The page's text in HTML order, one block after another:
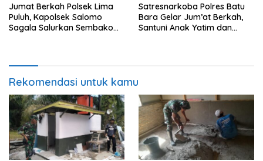
Jumat Berkah Polsek Lima
Puluh, Kapolsek Salomo
Sagala Salurkan Sembako
Satresnarkoba Polres Batu
Bara Gelar Jum’at Berkah,
Santuni Anak Yatim dan
Rekomendasi untuk kamu